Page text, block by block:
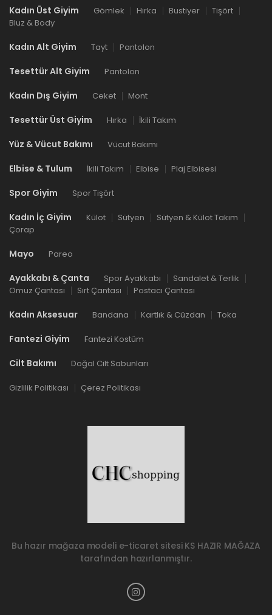
Kadın Üst Giyim Gömlek Hırka Bustiyer
Tişört
Bluz & Body
Kadın Alt Giyim Tayt Pantolon
Tesettür Alt Giyim Pantolon
Kadın Dış Giyim Ceket Mont
Tesettür Üst Giyim Hırka İkili Takım
Yüz & Vücut Bakımı Vücut Bakımı
Elbise & Tulum İkili Takım Elbise Plaj Elbisesi
Spor Giyim Spor Tişört
Kadın İç Giyim Külot Sütyen
Sütyen & Külot Takım
Çorap
Mayo Pareo
Ayakkabı & Çanta Spor Ayakkabı
Sandalet & Terlik
Omuz Çantası
Sırt Çantası Postacı Çantası
Kadın Aksesuar Bandana Kartlık & Cüzdan Toka
Fantezi Giyim Fantezi Kostüm
Cilt Bakımı Doğal Cilt Sabunları
Gizlilik Politikası Çerez Politikası
Bu hazır mağaza modeli e-ticaret sitesi KS HAZIR MAĞAZA
tarafından hazırlanmıştır.